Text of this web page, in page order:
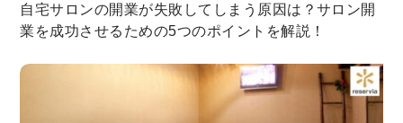
自宅サロンの開業が失敗してしまう原因は？サロン開
業を成功させるための5つのポイントを解説！